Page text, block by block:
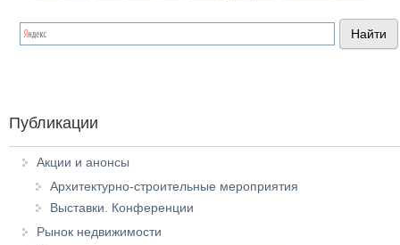
Публикации
Акции и анонсы
Архитектурно-строительные мероприятия
Выставки. Конференции
Рынок недвижимости